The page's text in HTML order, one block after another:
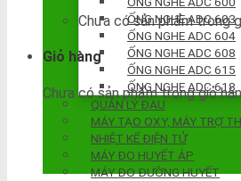
Chưa có sản phẩm trong
Giỏ hàng
Chưa có sản phẩm trong giỏ
ỐNG NGHE ADC 603
ỐNG NGHE ADC 604
ỐNG NGHE ADC 608
ỐNG NGHE ADC 615
ỐNG NGHE ADC 618
QUẢN LÝ ĐAU
MÁY TẠO OXY, MÁY TRỢ
NHIỆT KẾ ĐIỆN TỬ
MÁY ĐO HUYẾT ÁP
MÁY ĐO ĐƯỜNG HUYẾT